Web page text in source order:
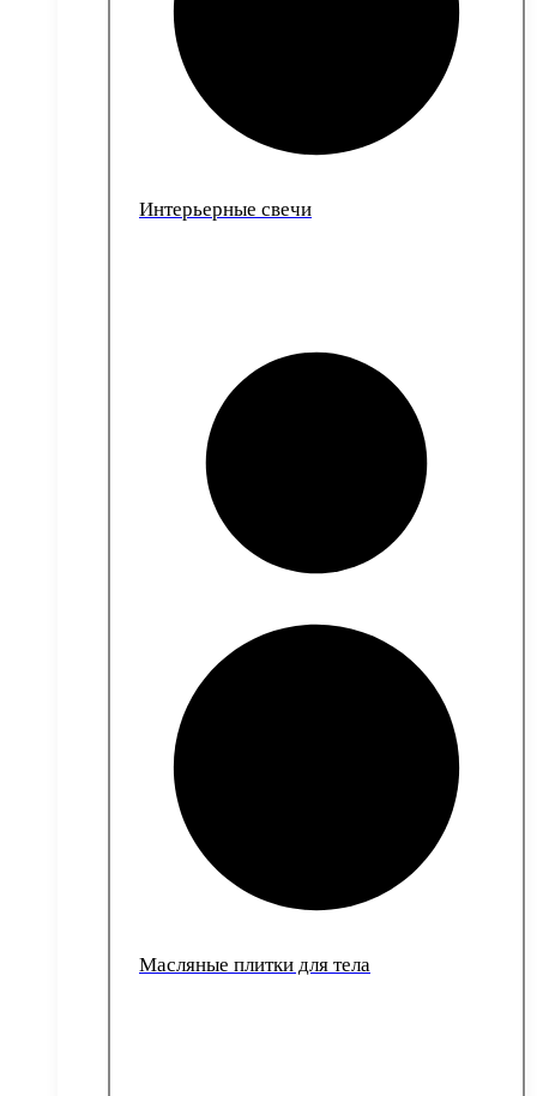
Интерьерные свечи
Масляные плитки для тела